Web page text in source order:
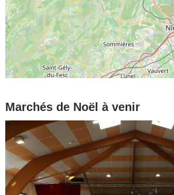
Marchés de Noël à venir